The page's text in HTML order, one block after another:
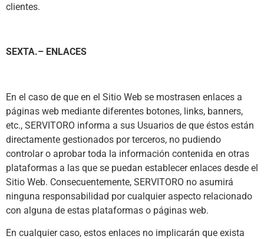
clientes.
SEXTA.– ENLACES
En el caso de que en el Sitio Web se mostrasen enlaces a
páginas web mediante diferentes botones, links, banners,
etc., SERVITORO informa a sus Usuarios de que éstos están
directamente gestionados por terceros, no pudiendo
controlar o aprobar toda la información contenida en otras
plataformas a las que se puedan establecer enlaces desde el
Sitio Web. Consecuentemente, SERVITORO no asumirá
ninguna responsabilidad por cualquier aspecto relacionado
con alguna de estas plataformas o páginas web.
En cualquier caso, estos enlaces no implicarán que exista